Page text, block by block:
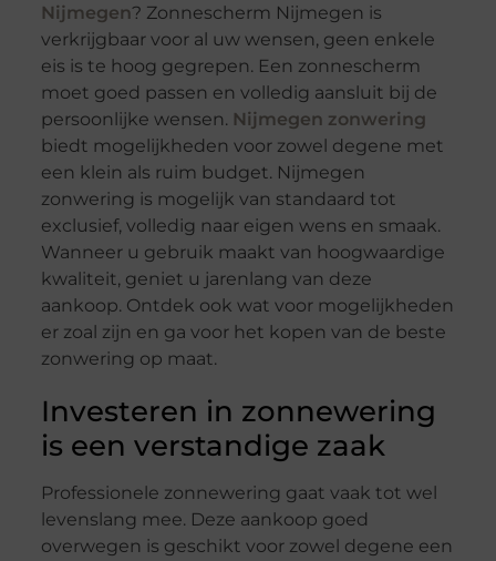
Nijmegen? Zonnescherm Nijmegen is
verkrijgbaar voor al uw wensen, geen enkele
eis is te hoog gegrepen. Een zonnescherm
moet goed passen en volledig aansluit bij de
persoonlijke wensen. Nijmegen zonwering
biedt mogelijkheden voor zowel degene met
een klein als ruim budget. Nijmegen
zonwering is mogelijk van standaard tot
exclusief, volledig naar eigen wens en smaak.
Wanneer u gebruik maakt van hoogwaardige
kwaliteit, geniet u jarenlang van deze
aankoop. Ontdek ook wat voor mogelijkheden
er zoal zijn en ga voor het kopen van de beste
zonwering op maat.
Investeren in zonnewering
is een verstandige zaak
Professionele zonnewering gaat vaak tot wel
levenslang mee. Deze aankoop goed
overwegen is geschikt voor zowel degene een